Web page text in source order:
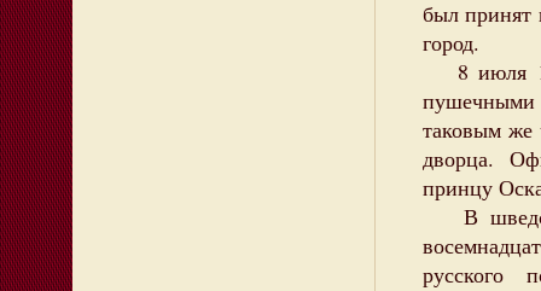
был принят
город.
8 июля
таковым же
дворца.
принцу
В
русского